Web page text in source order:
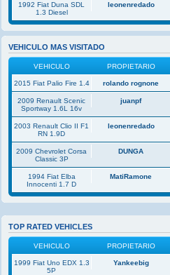
1992 Fiat Duna SDL
1.3 Diesel
leonenredado
VEHICULO MAS VISITADO
VEHICULO PROPIETARIO
2015 Fiat Palio Fire 1.4 rolando rognone
2009 Renault Scenic
Sportway 1.6L 16v
juanpf
2003 Renault Clio II F1
RN 1.9D
leonenredado
2009 Chevrolet Corsa
Classic 3P
DUNGA
1994 Fiat Elba
Innocenti 1.7 D
MatiRamone
TOP RATED VEHICLES
VEHICULO PROPIETARIO
1999 Fiat Uno EDX 1.3
5P
Yankeebig